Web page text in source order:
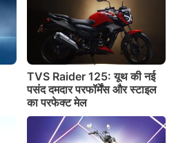
TVS Raider 125: यूथ की नई
पसंद दमदार परफॉर्मेंस और स्टाइल
का परफेक्ट मेल